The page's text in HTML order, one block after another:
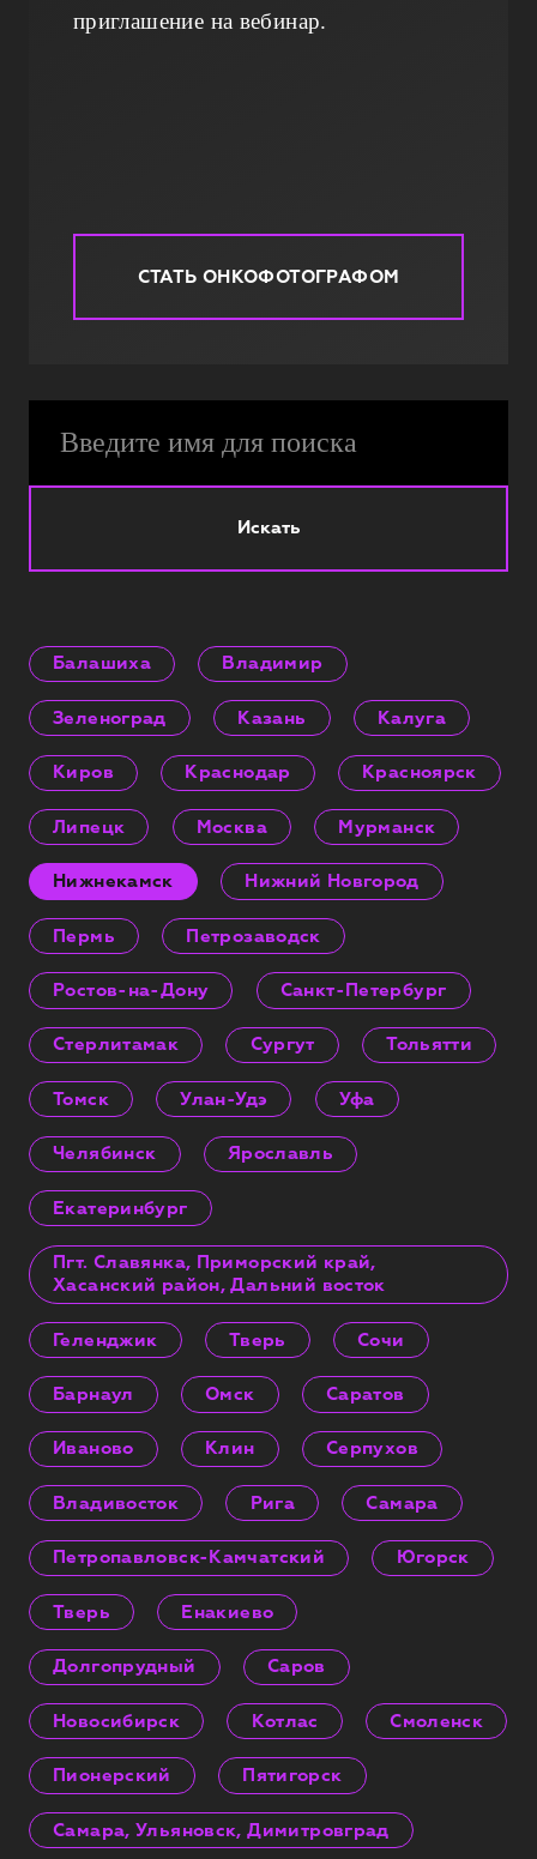
приглашение на вебинар.
СТАТЬ ОНКОФОТОГРАФОМ
Искать
Балашиха Владимир
Зеленоград Казань Калуга
Киров Краснодар Красноярск
Липецк Москва Мурманск
Нижнекамск Нижний Новгород
Пермь Петрозаводск
Ростов-на-Дону Санкт-Петербург
Стерлитамак Сургут Тольятти
Томск Улан-Удэ Уфа
Челябинск Ярославль
Екатеринбург
Пгт. Славянка, Приморский край,
Хасанский район, Дальний восток
Геленджик Тверь Сочи
Барнаул Омск Саратов
Иваново Клин Серпухов
Владивосток Рига Самара
Петропавловск-Камчатский Югорск
Тверь Енакиево
Долгопрудный Саров
Новосибирск Котлас Смоленск
Пионерский Пятигорск
Самара, Ульяновск, Димитровград